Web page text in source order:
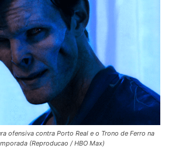
ofensiva contra Porto Real e o Trono de Ferro na
(Reproducao / HBO Max)